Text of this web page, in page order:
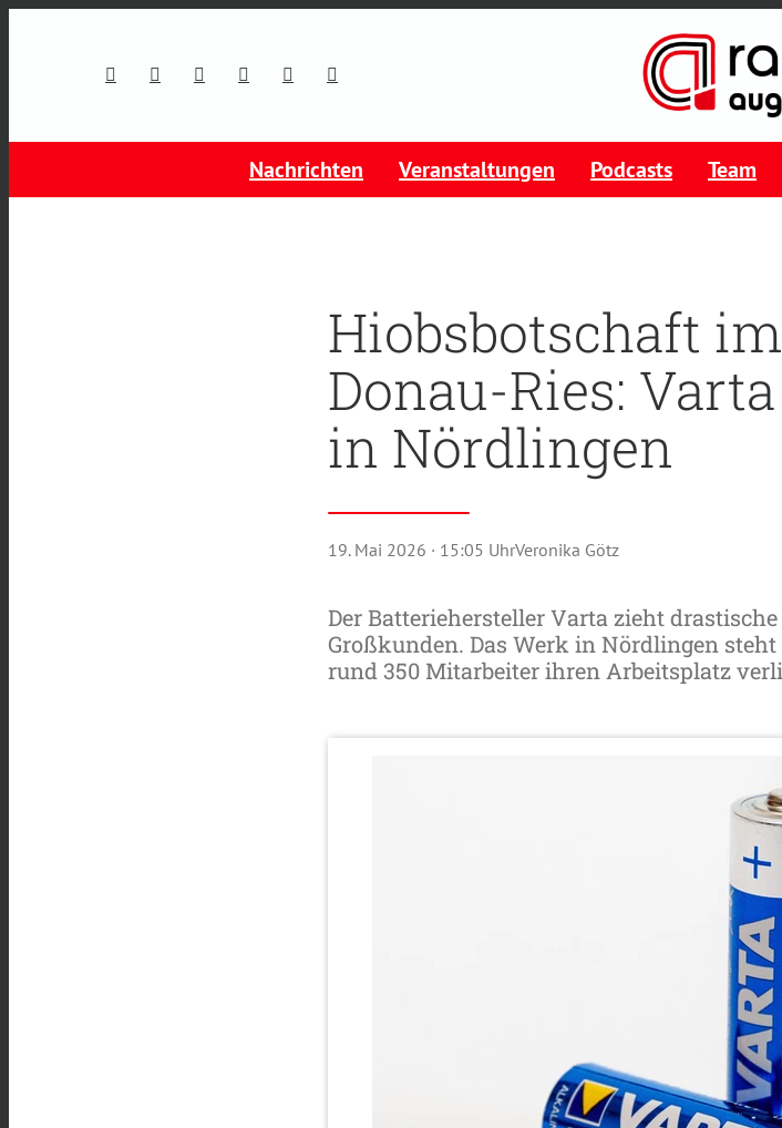
Nachrichten Veranstaltungen Podcasts Team
Hiobsbotschaft
Donau-Ries:
in Nördlingen
19. Mai 2026 · 15:05 UhrVeronika Götz
Der Batteriehersteller Varta zieht
Großkunden. Das Werk in Nördlingen
rund 350 Mitarbeiter ihren Arbeitsplatz